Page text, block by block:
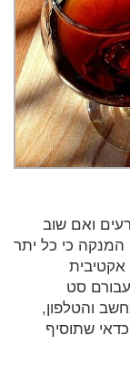
ואם שוב
כי כל יתר
אקטיבית
סט
והטלפון,
שתוסיף